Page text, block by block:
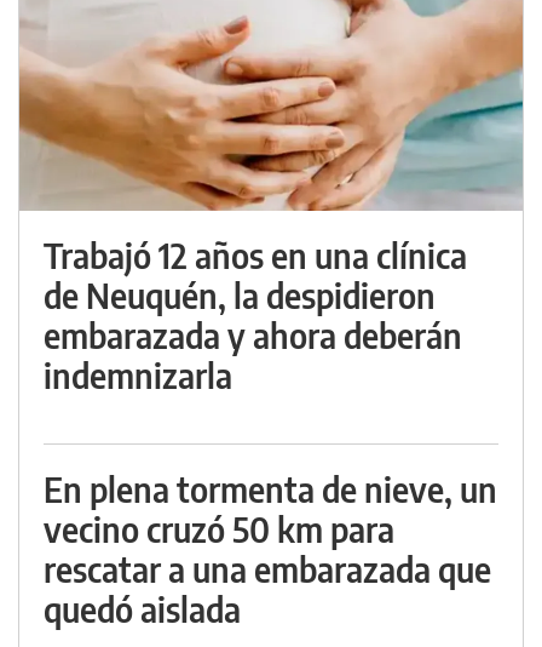
Trabajó 12 años en una clínica
de Neuquén, la despidieron
embarazada y ahora deberán
indemnizarla
En plena tormenta de nieve, un
vecino cruzó 50 km para
rescatar a una embarazada que
quedó aislada